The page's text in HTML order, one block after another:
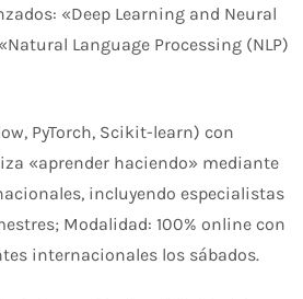
«Deep Learning and Neural
Language Processing (NLP)
PyTorch, Scikit-learn) con
«aprender haciendo» mediante
incluyendo especialistas
Modalidad: 100% online con
internacionales los sábados.